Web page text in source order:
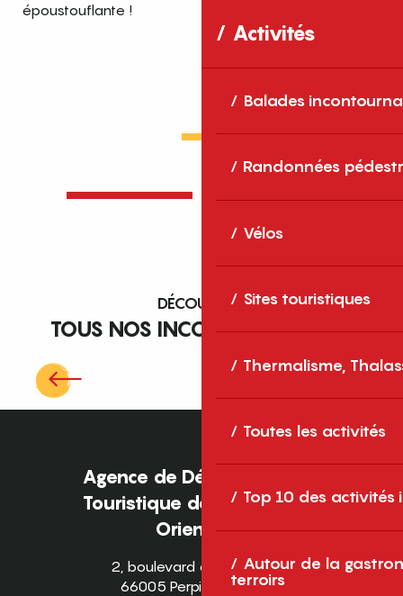
Activités
Balades
Randonnées
Vélos
Sites touristiques
Thermalisme,
Toutes les activités
Top 10 des activités
Autour de la
terroirs
époustouflante !
DÉCOUVREZ
TOUS NOS INCONTOURNABLES
Mémorial du Camp de Rivesaltes
Agence de Développement
Touristique des Pyrénées-
Orientales
2, boulevard des Pyrénées
66005 Perpignan Cedex